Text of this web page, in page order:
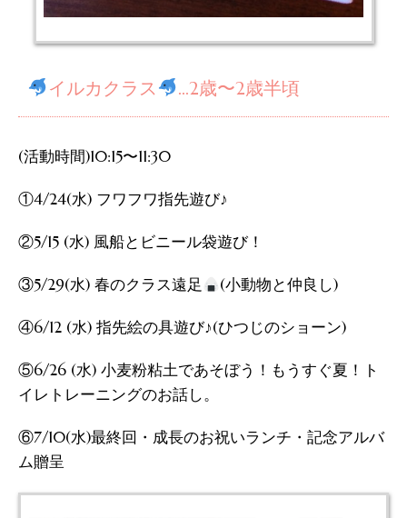
イルカクラス …2歳〜2歳半頃
(活動時間)10:15〜11:30
①4/24(水) フワフワ指先遊び♪
②5/15 (水) 風船とビニール袋遊び！
③5/29(水) 春のクラス遠足 (小動物と仲良し)
④6/12 (水) 指先絵の具遊び♪(ひつじのショーン)
⑤6/26 (水) 小麦粉粘土であそぼう！もうすぐ夏！ト
イレトレーニングのお話し。
⑥7/10(水)最終回・成長のお祝いランチ・記念アルバ
ム贈呈